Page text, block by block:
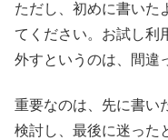
ただし、初めに書いた
てください。お試し利
外すというのは、間違
重要なのは、先に書い
検討し、最後に迷った